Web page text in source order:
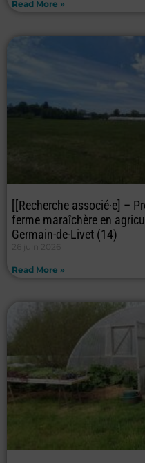
Read More »
[[Recherche associé·e] –
ferme maraîchère en
Germain-de-Livet (14)
26 juin 2026
Read More »